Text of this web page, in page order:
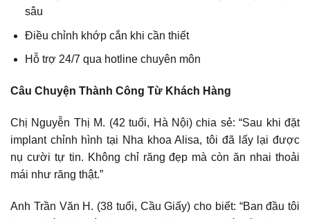
sâu
Điều chỉnh khớp cắn khi cần thiết
Hỗ trợ 24/7 qua hotline chuyên môn
Câu Chuyện Thành Công Từ Khách Hàng
Chị Nguyễn Thị M. (42 tuổi, Hà Nội) chia sẻ: “Sau khi đặt
implant chỉnh hình tại Nha khoa Alisa, tôi đã lấy lại được
nụ cười tự tin. Không chỉ răng đẹp mà còn ăn nhai thoải
mái như răng thật.”
Anh Trần Văn H. (38 tuổi, Cầu Giấy) cho biết: “Ban đầu tôi